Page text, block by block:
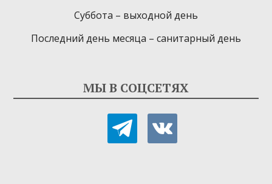
Суббота – выходной день
Последний день месяца – санитарный день
МЫ В СОЦСЕТЯХ
telegram vkontakte